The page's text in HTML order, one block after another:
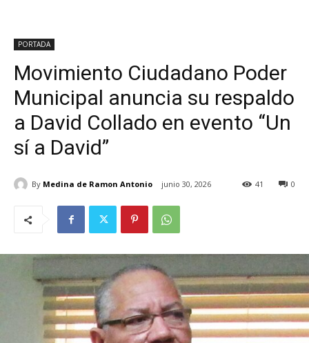
PORTADA
Movimiento Ciudadano Poder
Municipal anuncia su respaldo
a David Collado en evento “Un
sí a David”
By Medina de Ramon Antonio junio 30, 2026 0
41